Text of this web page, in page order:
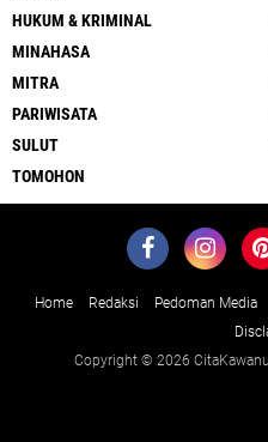
HUKUM & KRIMINAL
MINAHASA
MITRA
PARIWISATA
SULUT
TOMOHON
Home Redaksi Pedoman Media
Copyright © 2026